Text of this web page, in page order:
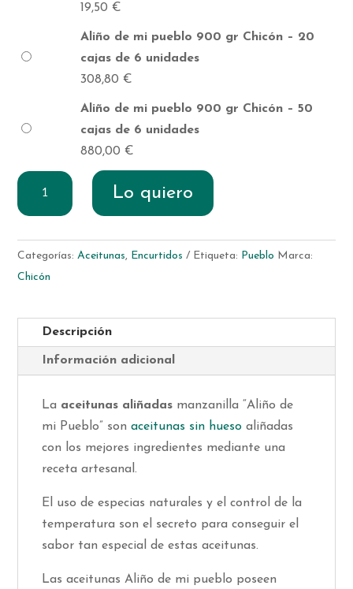
19,50€
Aliño de mi pueblo 900 gr Chicón – 20
cajas de 6 unidades
308,80€
Aliño de mi pueblo 900 gr Chicón – 50
cajas de 6 unidades
880,00€
Aliño
pueblo
cantidad
Lo quiero
Categorías:Aceitunas, Encurtidos Etiqueta: Pueblo Marca:
Chicón
Descripción
Información adicional
La aceitunas aliñadas manzanilla “Aliño de
mi Pueblo” sonaceitunas sin hueso aliñadas
con los mejores ingredientes mediante una
receta artesanal.
El uso de especias naturales y el control de la
temperatura son el secreto para conseguir el
sabor tan especial de estas aceitunas.
Las aceitunas Aliño de mi pueblo poseen